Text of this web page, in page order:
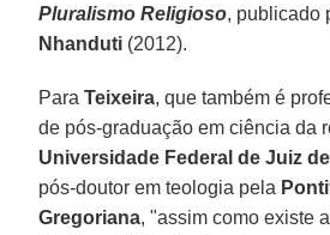
Pluralismo Religioso, publicado
Nhanduti (2012).
ParaTeixeira, que também é
de pós-graduação em ciência da
Universidade Federal de Juiz
pós-doutor em teologia pela
Gregoriana, "assim como existe